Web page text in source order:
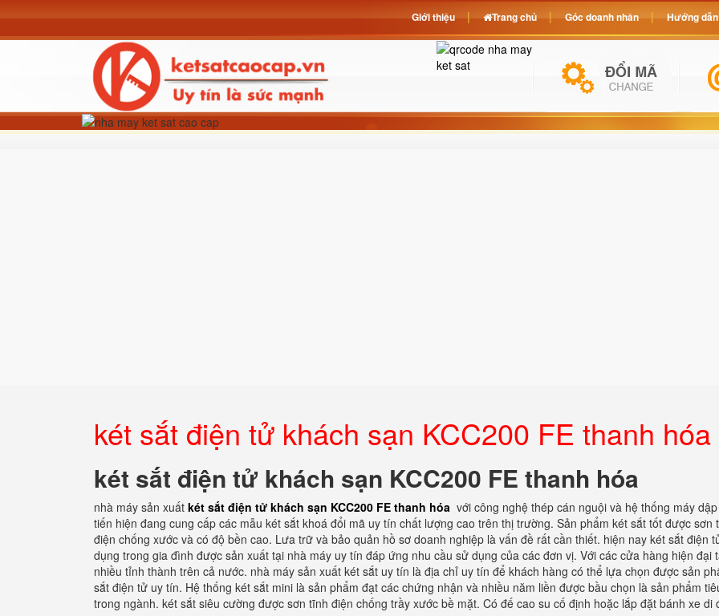
két sắt điện tử khách sạn KCC200 FE thanh hóa
két sắt điện tử khách sạn KCC200 FE thanh hóa
nhà máy sản xuất két sắt điện tử khách sạn KCC200 FE thanh hóa với công nghệ thép cán nguội và hệ thống máy
tiến hiện đang cung cấp các mẫu két sắt khoá đổi mã uy tín chất lượng cao trên thị trường. Sản phẩm két sắt tốt được sơn
điện chống xước và có độ bền cao. Lưa trữ và bảo quản hồ sơ doanh nghiệp là vấn đề rất cần thiết. hiện nay két sắt điện
dụng trong gia đình được sản xuất tại nhà máy uy tín đáp ứng nhu cầu sử dụng của các đơn vị. Với các cửa hàng hiện đại
nhiều tỉnh thành trên cả nước. nhà máy sản xuất két sắt uy tín là địa chỉ uy tín để khách hàng có thể lựa chọn được sản
sắt điện tử uy tín. Hệ thống két sắt mini là sản phẩm đạt các chứng nhận và nhiều năm liền được bầu chọn là sản phẩm
trong ngành. két sắt siêu cường được sơn tĩnh điện chống trầy xước bề mặt. Có đế cao su cố định hoặc lắp đặt bánh xe di
Giới thiệu Trang chủ Góc doanh nhân Hướng